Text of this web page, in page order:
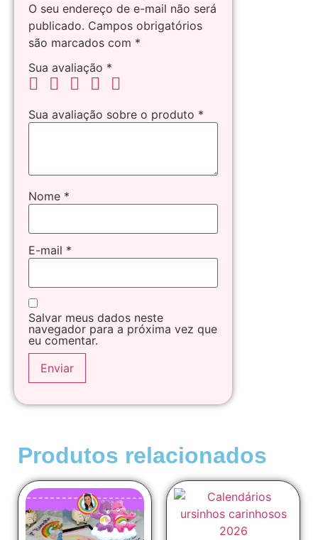
O seu endereço de e-mail não será
publicado. Campos obrigatórios
são marcados com *
Sua avaliação *
Sua avaliação sobre o produto *
Nome *
E-mail *
Salvar meus dados neste
navegador para a próxima vez que
eu comentar.
Produtos relacionados